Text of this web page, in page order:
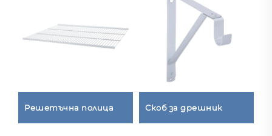
Решетъчна полица Скоб за дрешник